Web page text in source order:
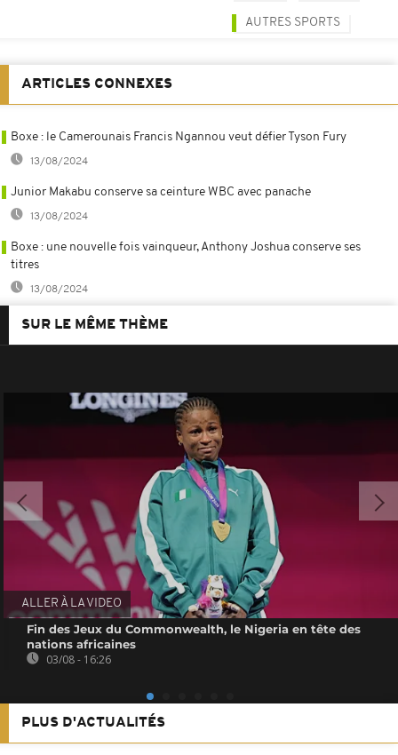
AUTRES SPORTS
ARTICLES CONNEXES
Boxe : le Camerounais Francis Ngannou veut défier Tyson Fury
13/08/2024
Junior Makabu conserve sa ceinture WBC avec panache
13/08/2024
Boxe : une nouvelle fois vainqueur, Anthony Joshua conserve ses
titres
13/08/2024
SUR LE MÊME THÈME
ALLER À LA VIDEO
Fin des Jeux du Commonwealth, le Nigeria en tête des
nations africaines
03/08 - 16:26
PLUS D'ACTUALITÉS